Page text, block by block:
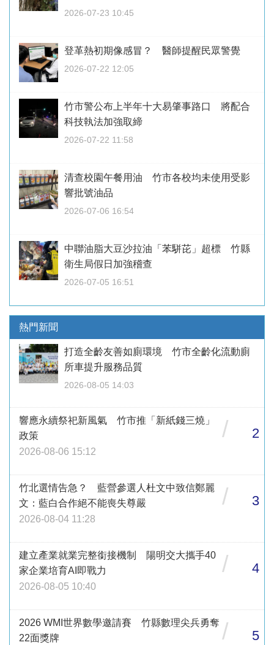
2026-07-23 10:45
登革熱初期像感冒？ 醫師提醒民眾警覺
2026-07-22 12:05
竹市警公布上半年十大易肇事路口 將配合
科技執法加強取締
2026-07-22 11:58
清查校園午餐用油 竹市各校均未使用受影
響批號油品
2026-07-06 16:54
中聯油脂大豆沙拉油「苯駢芘」超標 竹縣
衛生局假日加強稽查
2026-07-05 16:51
熱門新聞
打造全齡友善如廁環境 竹市全齡化流動廁
所車提升服務品質
2026-08-05 14:03
響應永續祭祀新風氣 竹市推「新紙錢三燒」
政策
2026-08-06 15:12
/ 2
竹北選情告急？ 藍營參選人杜文中致信鄭麗
文：藍白合作絕不能喪失尊嚴
2026-08-04 11:28
/ 3
建立產業就業完整銜接機制 陽明交大攜手40
家企業培育AI即戰力
2026-08-05 10:40
/ 4
2026 WMI世界數學邀請賽 竹縣數理尖兵勇奪
22面獎牌
/ 5